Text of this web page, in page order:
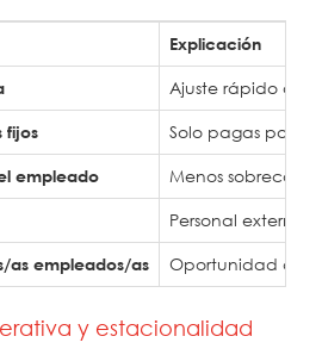
Explicación
Ajuste rápido a
fijos Solo pagas por el
empleado Menos
Personal externo
as empleados/as Oportunidad de
y estacionalidad